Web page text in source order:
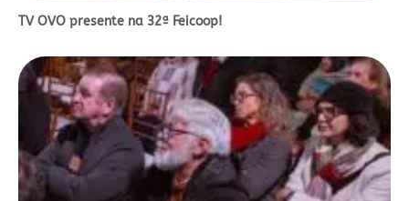
TV OVO presente na 32ª Feicoop!